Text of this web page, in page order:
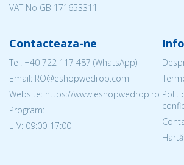
VAT No GB 171653311
Contacteaza-ne
Tel: +40 722 117 487 (WhatsApp)
Email: RO@eshopwedrop.com
Website: https://www.eshopwedrop.ro
Program:
L-V: 09:00-17:00
Info